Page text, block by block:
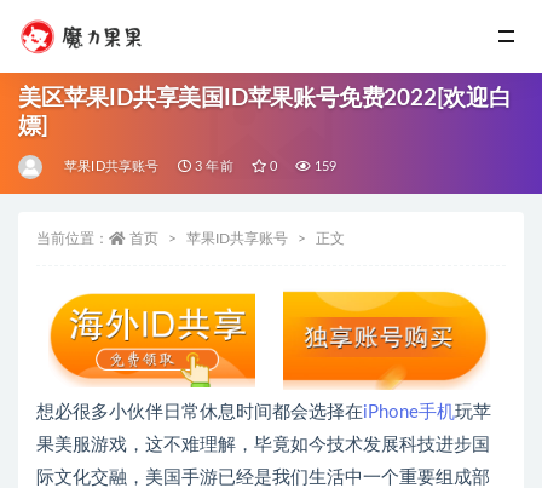
美区苹果ID共享美国ID苹果账号免费2022[欢迎白
嫖]
苹果ID共享账号 3 年前 0 159
当前位置： 首页 苹果ID共享账号 正文
想必很多小伙伴日常休息时间都会选择在iPhone手机玩苹
果美服游戏，这不难理解，毕竟如今技术发展科技进步国
际文化交融，美国手游已经是我们生活中一个重要组成部